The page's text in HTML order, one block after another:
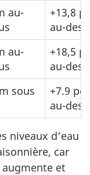
au-
+13,8
au-
au-
+18,5
au-
sous
+7.9 po.
au-
niveaux d’eau
car
augmente et